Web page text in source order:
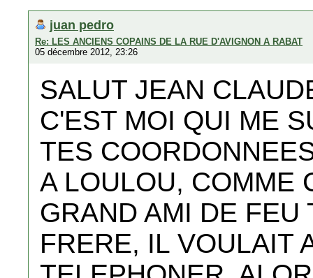
juan pedro
Re: LES ANCIENS COPAINS DE LA RUE D'AVIGNON A RABAT
05 décembre 2012, 23:26
SALUT JEAN
C'EST MOI QUI ME
TES
A LOULOU, COMME
GRAND AMI DE FEU
FRERE, IL VOULAIT